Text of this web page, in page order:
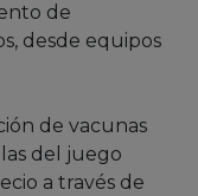
de
desde equipos
de vacunas
del juego
a través de